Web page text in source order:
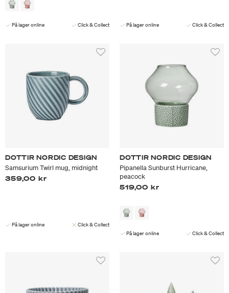
På lager online Click & Collect På lager online Click & Collect
DOTTIR NORDIC DESIGN
Samsurium Twirl mug, midnight
359,00 kr
På lager online Click & Collect
DOTTIR NORDIC DESIGN
Pipanella Sunburst Hurricane,
peacock
519,00 kr
På lager online Click & Collect